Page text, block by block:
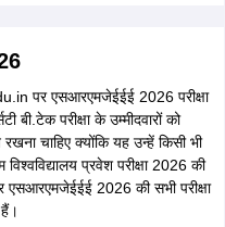
पर एसआरएमजेईईई 2026 परीक्षा
बी.टेक परीक्षा के उम्मीदवारों को
चाहिए क्योंकि यह उन्हें किसी भी
प्रवेश परीक्षा 2026 की
2026 की सभी परीक्षा